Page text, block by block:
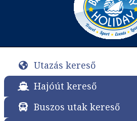
Utazás kereső
Hajóút kereső
Buszos utak kereső